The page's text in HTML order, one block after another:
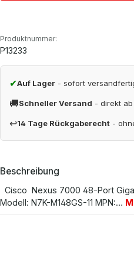
Produktnummer:
P13233
✔Auf Lager - sofort
🚚Schneller Versand - direkt
↩14 Tage Rückgaberecht -
Beschreibung
Cisco Nexus 7000 48-Port
Modell: N7K-M148GS-11 MPN:…